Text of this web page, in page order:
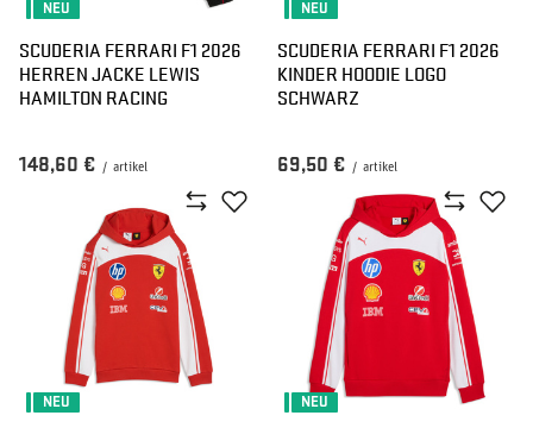
NEU
SCUDERIA FERRARI F1 2026
HERREN JACKE LEWIS
HAMILTON RACING
148,60 € / artikel
NEU
SCUDERIA FERRARI F1 2026
KINDER HOODIE LOGO
SCHWARZ
69,50 € / artikel
NEU NEU